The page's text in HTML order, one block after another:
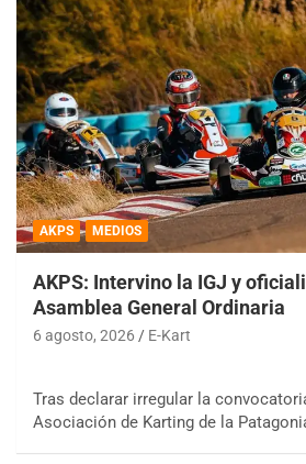
AKPS MEDIOS
AKPS: Intervino la IGJ y
Asamblea General Ordinaria
6 agosto, 2026 E-Kart
Tras declarar irregular la
Asociación de Karting de la